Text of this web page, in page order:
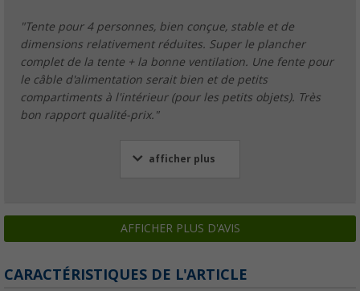
"Tente pour 4 personnes, bien conçue, stable et de
dimensions relativement réduites. Super le plancher
complet de la tente + la bonne ventilation. Une fente pour
le câble d'alimentation serait bien et de petits
compartiments à l'intérieur (pour les petits objets). Très
bon rapport qualité-prix."
afficher plus
AFFICHER PLUS D'AVIS
CARACTÉRISTIQUES DE L'ARTICLE